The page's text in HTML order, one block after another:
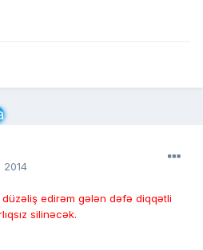
2014
edirəm gələn dəfə diqqətli
silinəcək.